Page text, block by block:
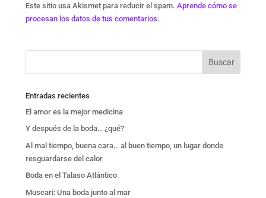
Este sitio usa Akismet para reducir el spam. Aprende cómo se
procesan los datos de tus comentarios.
Entradas recientes
El amor es la mejor medicina
Y después de la boda… ¿qué?
Al mal tiempo, buena cara… al buen tiempo, un lugar donde
resguardarse del calor
Boda en el Talaso Atlántico
Muscari: Una boda junto al mar